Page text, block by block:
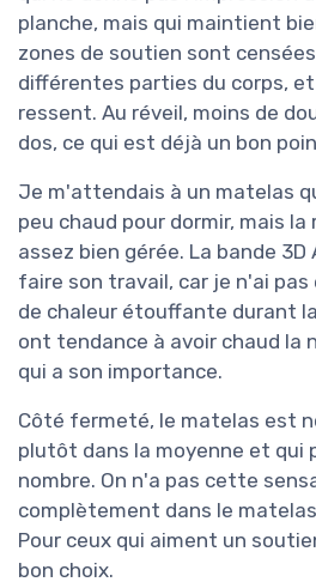
planche, mais qui maintient
zones de soutien sont
différentes parties du corps,
ressent. Au réveil, moins de
dos, ce qui est déjà un bon
Je m'attendais à un matelas
peu chaud pour dormir, mais
assez bien gérée. La bande 3D
faire son travail, car je n'ai
de chaleur étouffante durant
ont tendance à avoir chaud la
qui a son importance.
Côté fermeté, le matelas est
plutôt dans la moyenne et qui
nombre. On n'a pas cette
complètement dans le
Pour ceux qui aiment un
bon choix.